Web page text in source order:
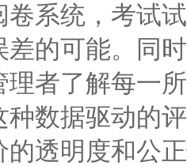
卷系统，考试
差的可能。同
理者了解每一
种数据驱动的
的透明度和公